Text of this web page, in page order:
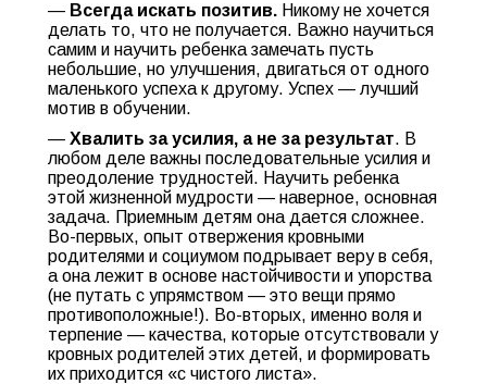
— Всегда искать позитив. Никому не хочется
делать то, что не получается. Важно научиться
самим и научить ребенка замечать пусть
небольшие, но улучшения, двигаться от одного
маленького успеха к другому. Успех — лучший
мотив в обучении.
— Хвалить за усилия, а не за результат. В
любом деле важны последовательные усилия и
преодоление трудностей. Научить ребенка
этой жизненной мудрости — наверное, основная
задача. Приемным детям она дается сложнее.
Во-первых, опыт отвержения кровными
родителями и социумом подрывает веру в себя,
а она лежит в основе настойчивости и упорства
(не путать с упрямством — это вещи прямо
противоположные!). Во-вторых, именно воля и
терпение — качества, которые отсутствовали у
кровных родителей этих детей, и формировать
их приходится «с чистого листа».